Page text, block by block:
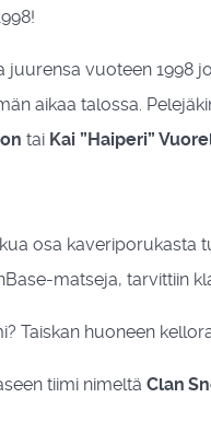
juurensa vuoteen 1998
aikaa talossa.
tai Kai ”Haiperi”
osa kaveriporukasta
matseja, tarvittiin
Taiskan huoneen
tiimi nimeltä Clan